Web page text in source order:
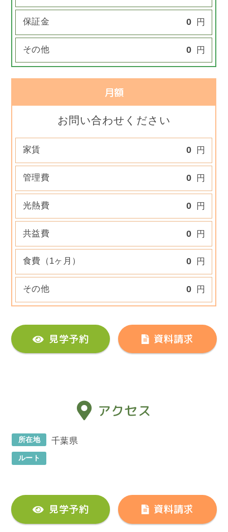
保証金 0 円
その他 0 円
月額
お問い合わせください
家賃 0 円
管理費 0 円
光熱費 0 円
共益費 0 円
食費（1ヶ月） 0 円
その他 0 円
見学予約 資料請求
アクセス
所在地 千葉県
ルート
見学予約 資料請求